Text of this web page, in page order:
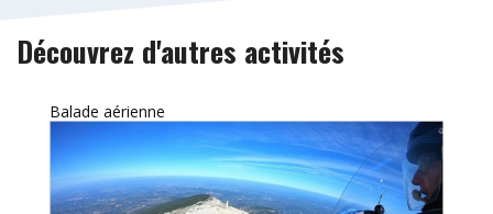
Découvrez d'autres activités
Balade aérienne